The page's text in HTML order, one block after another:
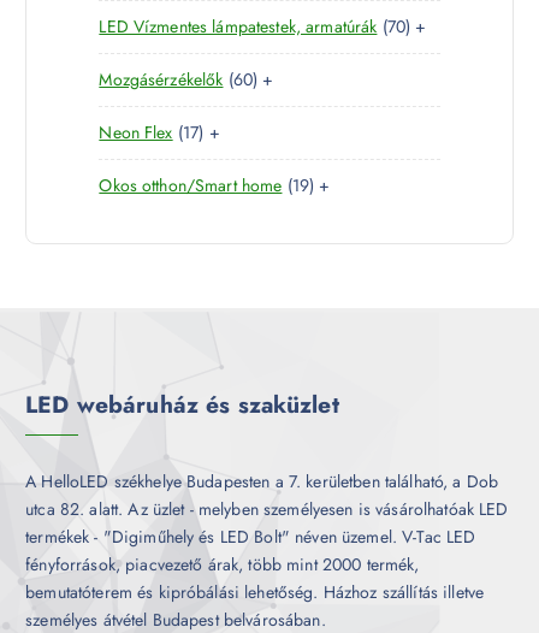
é
k
r
m
é
r
m
é
k
t
e
r
m
k
LED Vízmentes lámpatestek, armatúrák 707
0
e
m
+
Mozgásérzékelők 606
0
e
r
é
+
Neon Flex 171
7
t
r
+
Okos otthon/Smart home 191
t
+
LED webáruház és szaküzlet
A HelloLED székhelye Budapesten a 7. kerületben található, a Dob
utca 82. alatt. Az üzlet - melyben személyesen is vásárolhatóak LED
termékek - "Digiműhely és LED Bolt" néven üzemel. V-Tac LED
fényforrások, piacvezető árak, több mint 2000 termék,
bemutatóterem és kipróbálási lehetőség. Házhoz szállítás illetve
személyes átvétel Budapest belvárosában.